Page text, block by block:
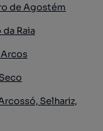
de Agostém
Raia
Selhariz,